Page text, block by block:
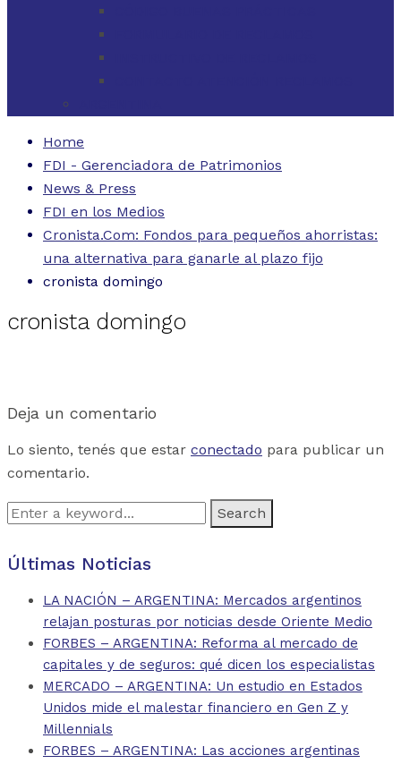
Home
FDI - Gerenciadora de Patrimonios
News & Press
FDI en los Medios
Cronista.Com: Fondos para pequeños ahorristas:
una alternativa para ganarle al plazo fijo
cronista domingo
cronista domingo
Deja un comentario
Lo siento, tenés que estar conectado para publicar un
comentario.
Search
Últimas Noticias
LA NACIÓN – ARGENTINA: Mercados argentinos
relajan posturas por noticias desde Oriente Medio
FORBES – ARGENTINA: Reforma al mercado de
capitales y de seguros: qué dicen los especialistas
MERCADO – ARGENTINA: Un estudio en Estados
Unidos mide el malestar financiero en Gen Z y
Millennials
FORBES – ARGENTINA: Las acciones argentinas